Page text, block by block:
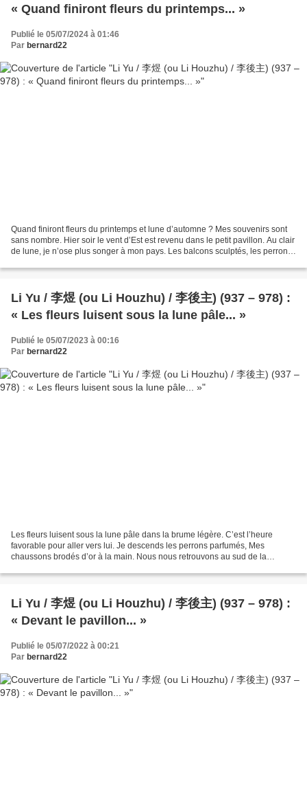
« Quand finiront fleurs du printemps... »
Publié le 05/07/2024 à 01:46
Par bernard22
Quand finiront fleurs du printemps et lune d’automne ? Mes souvenirs sont
sans nombre. Hier soir le vent d’Est est revenu dans le petit pavillon. Au clair
de lune, je n’ose plus songer à mon pays. Les balcons sculptés, les perrons
Li Yu / 李煜 (ou Li Houzhu) / 李後主) (937 – 978) :
« Les fleurs luisent sous la lune pâle... »
Publié le 05/07/2023 à 00:16
Par bernard22
Les fleurs luisent sous la lune pâle dans la brume légère. C’est l’heure
favorable pour aller vers lui. Je descends les perrons parfumés, Mes
chaussons brodés d’or à la main. Nous nous retrouvons au sud de la
Li Yu / 李煜 (ou Li Houzhu) / 李後主) (937 – 978) :
« Devant le pavillon... »
Publié le 05/07/2022 à 00:21
Par bernard22